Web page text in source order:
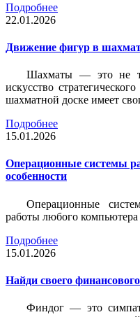
Подробнее
22.01.2026
Движение фигур в
Шахматы — это не
искусство
шахматной доске имеет
Подробнее
15.01.2026
Операционные системы
особенности
Операционные
работы любого
Подробнее
15.01.2026
Найди своего
Финдог — это